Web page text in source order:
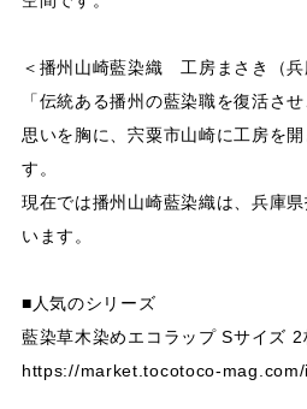
＜播州山崎藍染織 工房まさき（兵
「伝統ある播州の藍染職を復活さ
思いを胸に、宍粟市山崎に工房を
す。
現在では播州山崎藍染織は、兵庫
います。
■人気のシリーズ
藍染草木染めエコラップ Sサイズ 2
https://market.tocotoco-